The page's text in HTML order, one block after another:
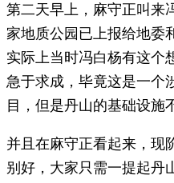
第二天早上，麻守正叫来
家地质公园已上报给地委
实际上当时冯白杨有这个
急于求成，毕竟这是一个
目，但是丹山的基础设施
并且在麻守正看起来，现
别好，大家只需一提起丹